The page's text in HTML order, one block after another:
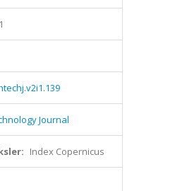
1
Journal
Index Copernicus